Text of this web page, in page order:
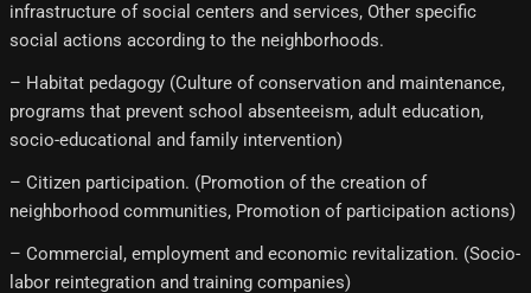
infrastructure of social centers and services, Other specific
social actions according to the neighborhoods.
– Habitat pedagogy (Culture of conservation and maintenance,
programs that prevent school absenteeism, adult education,
socio-educational and family intervention)
– Citizen participation. (Promotion of the creation of
neighborhood communities, Promotion of participation actions)
– Commercial, employment and economic revitalization. (Socio-
labor reintegration and training companies)